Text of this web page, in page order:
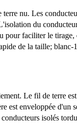
nu. Les
du
pour faciliter le
de la taille;
Le fil de terre
est enveloppée d'un
isolés